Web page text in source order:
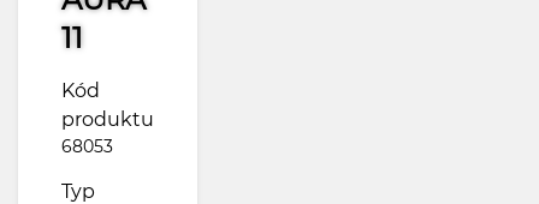
11
Kód
produktu
68053
Typ